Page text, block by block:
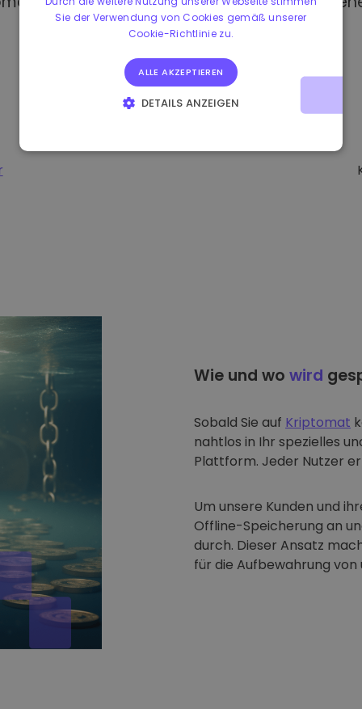
Wie und wo wird
Sobald Sie auf Kriptomat
nahtlos in Ihr spezielles
Plattform. Jeder Nutzer
Um unsere Kunden und
Offline-Speicherung an
durch. Dieser Ansatz
für die Aufbewahrung
Sie der Verwendung von Cookies gemäß unserer
Cookie-Richtlinie zu.
ALLE AKZEPTIEREN
DETAILS ANZEIGEN